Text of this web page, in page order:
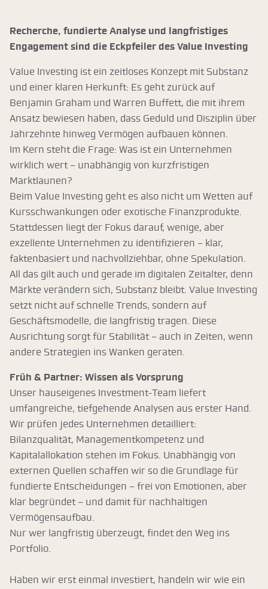
Recherche, fundierte Analyse und langfristiges
Engagement sind die Eckpfeiler des Value Investing
Value Investing ist ein zeitloses Konzept mit Substanz
und einer klaren Herkunft: Es geht zurück auf
Benjamin Graham und Warren Buffett, die mit ihrem
Ansatz bewiesen haben, dass Geduld und Disziplin über
Jahrzehnte hinweg Vermögen aufbauen können.
Im Kern steht die Frage: Was ist ein Unternehmen
wirklich wert – unabhängig von kurzfristigen
Marktlaunen?
Beim Value Investing geht es also nicht um Wetten auf
Kursschwankungen oder exotische Finanzprodukte.
Stattdessen liegt der Fokus darauf, wenige, aber
exzellente Unternehmen zu identifizieren – klar,
faktenbasiert und nachvollziehbar, ohne Spekulation.
All das gilt auch und gerade im digitalen Zeitalter, denn
Märkte verändern sich, Substanz bleibt. Value Investing
setzt nicht auf schnelle Trends, sondern auf
Geschäftsmodelle, die langfristig tragen. Diese
Ausrichtung sorgt für Stabilität – auch in Zeiten, wenn
andere Strategien ins Wanken geraten.
Früh & Partner: Wissen als Vorsprung
Unser hauseigenes Investment-Team liefert
umfangreiche, tiefgehende Analysen aus erster Hand.
Wir prüfen jedes Unternehmen detailliert:
Bilanzqualität, Managementkompetenz und
Kapitalallokation stehen im Fokus. Unabhängig von
externen Quellen schaffen wir so die Grundlage für
fundierte Entscheidungen – frei von Emotionen, aber
klar begründet – und damit für nachhaltigen
Vermögensaufbau.
Nur wer langfristig überzeugt, findet den Weg ins
Portfolio.
Haben wir erst einmal investiert, handeln wir wie ein